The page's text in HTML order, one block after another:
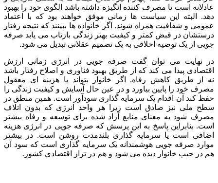
عادلانه است تا مصرف کننده انگیزه داشته باشد الگوی خود را بهبود
دهد. البته این سیاست ها زمانی موفق خواهند بود که با اعتماد
عمومی و شفافیت همراه شوند. اگر خانواده ها ببینند که نتیجه رفتار
درستشان در قبض کمتر و کیفیت بهتر زندگی بازتاب می یابد صرفه
جویی از یک توصیه اخلاقی به یک تصمیم عقلانی تبدیل می شود.
در نهایت می توان گفت صرفه جویی در انرژی زمانی ارزش
اقتصادی پیدا می کند که از طریق بهبود فناوری و اصلاح رفتار باشد
نه از طریق کاهش رفاه. اگر خانوار بتواند با هزینه ای معقول
مصرف خود را پایین بیاورد و در عین حال آسایش و کیفیت زندگی را
حفظ کند آن اقدام یک سرمایه گذاری سودآور است. همین منطق در
سطح ملی نیز صادق است زیرا هر واحد انرژی که بدون اتلاف
مصرف شود به معنای منابع آزاد شده برای توسعه و رفاه بیشتر
است. بنابراین پاسخ به این پرسش که صرفه جویی در انرژی هزینه
اضافی است یا سرمایه گذاری بلندمدت روشن است. در بیشتر
موارد صرفه جویی هوشمندانه یک سرمایه گذاری است که سود آن
هم در جیب خانوار دیده می شود و هم در تراز اقتصادی کشور.